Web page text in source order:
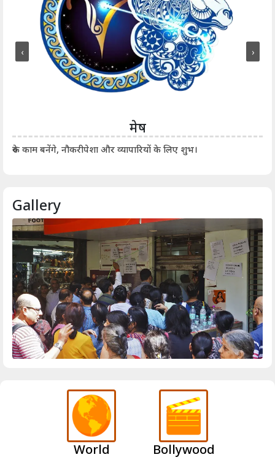
मेष
रुके काम बनेंगे, नौकरीपेशा और व्यापारियों के लिए शुभ।
‹ ›
Gallery
World Bollywood